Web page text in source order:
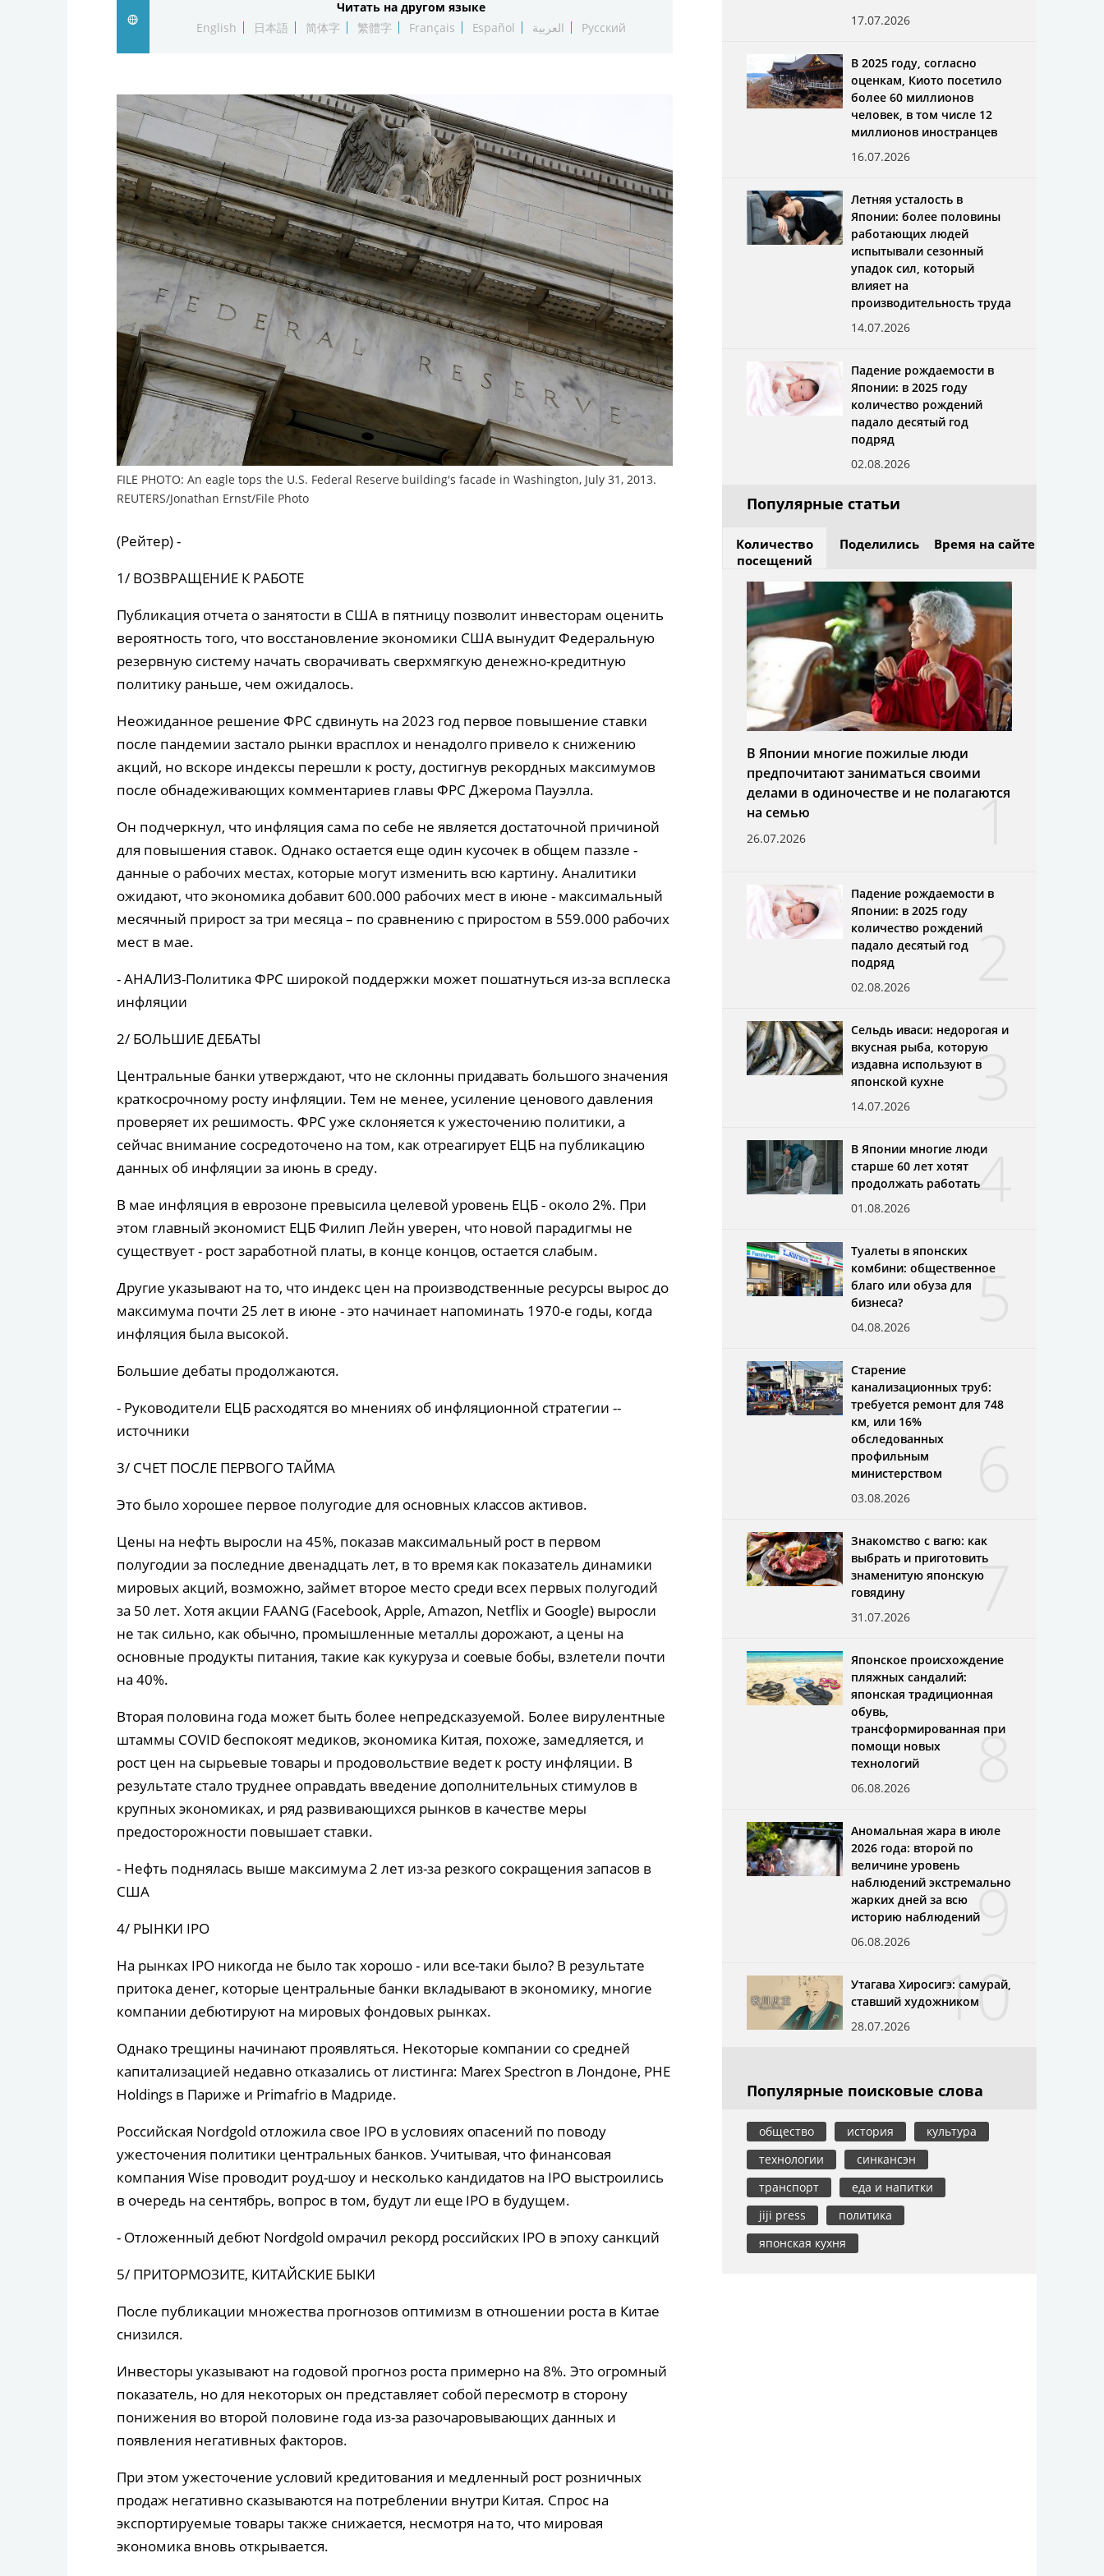
Технологии
Читать на другом языке
English
日本語 简体字 繁體字 Français Español العربية Русский
FILE PHOTO: An eagle tops the U.S. Federal Reserve building's facade in Washington, July 31, 2013.
REUTERS/Jonathan Ernst/File Photo
(Рейтер) -
1/ ВОЗВРАЩЕНИЕ К РАБОТЕ
Публикация отчета о занятости в США в пятницу позволит инвесторам оценить
вероятность того, что восстановление экономики США вынудит Федеральную
резервную систему начать сворачивать сверхмягкую денежно-кредитную
политику раньше, чем ожидалось.
Неожиданное решение ФРС сдвинуть на 2023 год первое повышение ставки
после пандемии застало рынки врасплох и ненадолго привело к снижению
акций, но вскоре индексы перешли к росту, достигнув рекордных максимумов
после обнадеживающих комментариев главы ФРС Джерома Пауэлла.
Он подчеркнул, что инфляция сама по себе не является достаточной причиной
для повышения ставок. Однако остается еще один кусочек в общем паззле -
данные о рабочих местах, которые могут изменить всю картину. Аналитики
ожидают, что экономика добавит 600.000 рабочих мест в июне - максимальный
месячный прирост за три месяца – по сравнению с приростом в 559.000 рабочих
мест в мае.
- АНАЛИЗ-Политика ФРС широкой поддержки может пошатнуться из-за всплеска
инфляции
2/ БОЛЬШИЕ ДЕБАТЫ
Центральные банки утверждают, что не склонны придавать большого значения
краткосрочному росту инфляции. Тем не менее, усиление ценового давления
проверяет их решимость. ФРС уже склоняется к ужесточению политики, а
сейчас внимание сосредоточено на том, как отреагирует ЕЦБ на публикацию
данных об инфляции за июнь в среду.
В мае инфляция в еврозоне превысила целевой уровень ЕЦБ - около 2%. При
этом главный экономист ЕЦБ Филип Лейн уверен, что новой парадигмы не
существует - рост заработной платы, в конце концов, остается слабым.
Другие указывают на то, что индекс цен на производственные ресурсы вырос до
максимума почти 25 лет в июне - это начинает напоминать 1970-е годы, когда
инфляция была высокой.
Большие дебаты продолжаются.
- Руководители ЕЦБ расходятся во мнениях об инфляционной стратегии --
источники
3/ СЧЕТ ПОСЛЕ ПЕРВОГО ТАЙМА
Это было хорошее первое полугодие для основных классов активов.
Цены на нефть выросли на 45%, показав максимальный рост в первом
полугодии за последние двенадцать лет, в то время как показатель динамики
мировых акций, возможно, займет второе место среди всех первых полугодий
за 50 лет. Хотя акции FAANG (Facebook, Apple, Amazon, Netflix и Google) выросли
не так сильно, как обычно, промышленные металлы дорожают, а цены на
основные продукты питания, такие как кукуруза и соевые бобы, взлетели почти
на 40%.
Вторая половина года может быть более непредсказуемой. Более вирулентные
штаммы COVID беспокоят медиков, экономика Китая, похоже, замедляется, и
рост цен на сырьевые товары и продовольствие ведет к росту инфляции. В
результате стало труднее оправдать введение дополнительных стимулов в
крупных экономиках, и ряд развивающихся рынков в качестве меры
предосторожности повышает ставки.
- Нефть поднялась выше максимума 2 лет из-за резкого сокращения запасов в
США
4/ РЫНКИ IPO
На рынках IPO никогда не было так хорошо - или все-таки было? В результате
притока денег, которые центральные банки вкладывают в экономику, многие
компании дебютируют на мировых фондовых рынках.
Однако трещины начинают проявляться. Некоторые компании со средней
капитализацией недавно отказались от листинга: Marex Spectron в Лондоне, PHE
Holdings в Париже и Primafrio в Мадриде.
Российская Nordgold отложила свое IPO в условиях опасений по поводу
ужесточения политики центральных банков. Учитывая, что финансовая
компания Wise проводит роуд-шоу и несколько кандидатов на IPO выстроились
в очередь на сентябрь, вопрос в том, будут ли еще IPO в будущем.
- Отложенный дебют Nordgold омрачил рекорд российских IPO в эпоху санкций
5/ ПРИТОРМОЗИТЕ, КИТАЙСКИЕ БЫКИ
После публикации множества прогнозов оптимизм в отношении роста в Китае
снизился.
Инвесторы указывают на годовой прогноз роста примерно на 8%. Это огромный
показатель, но для некоторых он представляет собой пересмотр в сторону
понижения во второй половине года из-за разочаровывающих данных и
появления негативных факторов.
При этом ужесточение условий кредитования и медленный рост розничных
продаж негативно сказываются на потреблении внутри Китая. Спрос на
экспортируемые товары также снижается, несмотря на то, что мировая
экономика вновь открывается.
17.07.2026
В 2025 году, согласно
оценкам, Киото посетило
более 60 миллионов
человек, в том числе 12
миллионов иностранцев
16.07.2026
Летняя усталость в
Японии: более половины
работающих людей
испытывали сезонный
упадок сил, который
влияет на
производительность труда
14.07.2026
Падение рождаемости в
Японии: в 2025 году
количество рождений
падало десятый год
подряд
02.08.2026
Популярные статьи
Количество
посещений
Поделились Время на сайте
1
В Японии многие пожилые люди
предпочитают заниматься своими
делами в одиночестве и не полагаются
на семью
26.07.2026
2
Падение рождаемости в
Японии: в 2025 году
количество рождений
падало десятый год
подряд
02.08.2026
3
Сельдь иваси: недорогая и
вкусная рыба, которую
издавна используют в
японской кухне
14.07.2026
4
В Японии многие люди
старше 60 лет хотят
продолжать работать
01.08.2026
5
Туалеты в японских
комбини: общественное
благо или обуза для
бизнеса?
04.08.2026
Старение
канализационных труб:
требуется ремонт для 748
км, или 16%
обследованных
профильным
министерством
03.08.2026
7
Знакомство с вагю: как
выбрать и приготовить
знаменитую японскую
говядину
31.07.2026
8
Японское происхождение
пляжных сандалий:
японская традиционная
обувь,
трансформированная при
помощи новых
технологий
06.08.2026
9
Аномальная жара в июле
2026 года: второй по
величине уровень
наблюдений экстремально
жарких дней за всю
историю наблюдений
06.08.2026
10
Утагава Хиросигэ: самурай,
ставший художником
28.07.2026
Популярные поисковые слова
общество история
культура
технологии
синкансэн
транспорт
еда и напитки
jiji press
политика
японская кухня